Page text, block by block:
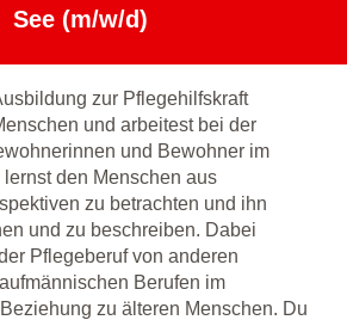
See (m/w/d)
zur Pflegehilfskraft
und arbeitest bei der
und Bewohner im
den Menschen aus
zu betrachten und ihn
und zu beschreiben. Dabei
Pflegeberuf von anderen
Berufen im
zu älteren Menschen. Du